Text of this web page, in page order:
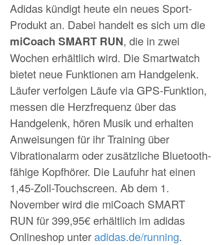
Adidas kündigt heute ein neues Sport-
Produkt an. Dabei handelt es sich um die
miCoach SMART RUN, die in zwei
Wochen erhältlich wird. Die Smartwatch
bietet neue Funktionen am Handgelenk.
Läufer verfolgen Läufe via GPS-Funktion,
messen die Herzfrequenz über das
Handgelenk, hören Musik und erhalten
Anweisungen für ihr Training über
Vibrationalarm oder zusätzliche Bluetooth-
fähige Kopfhörer. Die Laufuhr hat einen
1,45-Zoll-Touchscreen. Ab dem 1.
November wird die miCoach SMART
RUN für 399,95€ erhältlich im adidas
Onlineshop unter adidas.de/running.